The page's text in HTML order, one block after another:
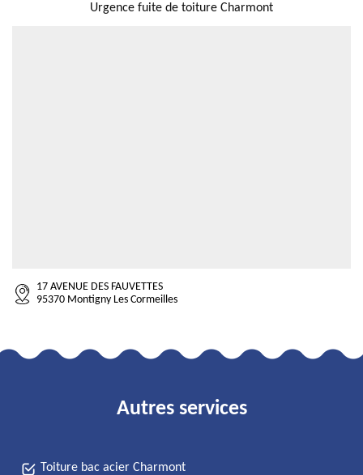
Urgence fuite de toiture Charmont
17 AVENUE DES FAUVETTES
95370 Montigny Les Cormeilles
Autres services
Toiture bac acier Charmont